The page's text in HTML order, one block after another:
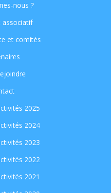
nous ?
associatif
et comités
2025
2024
2023
2022
2021